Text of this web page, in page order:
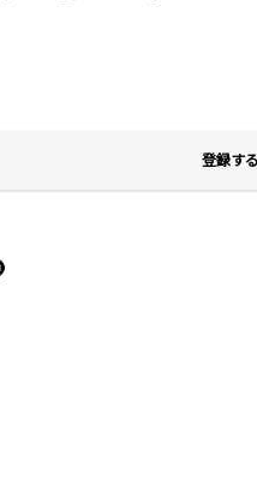
登録する